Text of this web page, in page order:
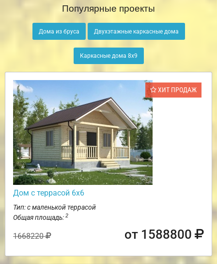
Популярные проекты
Дома из бруса Двухэтажные каркасные дома
Каркасные дома 8х9
ХИТ ПРОДАЖ
Дом с террасой 6х6
Тип: с маленькой террасой
Общая площадь: 2
1668220 от 1588800